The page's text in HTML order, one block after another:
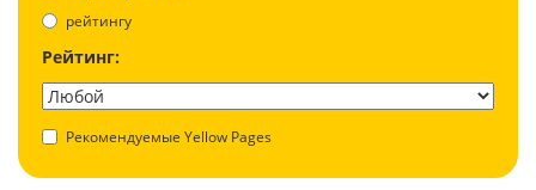
рейтингу
Рейтинг:
Рекомендуемые Yellow Pages